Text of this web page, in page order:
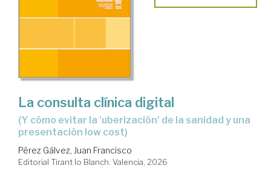
La consulta clínica digital
(y cómo evitar la 'uberización' de la sanidad y una
presentación low cost)
Pérez Gálvez, Juan Francisco
Editorial Tirant lo Blanch. Valencia, 2026